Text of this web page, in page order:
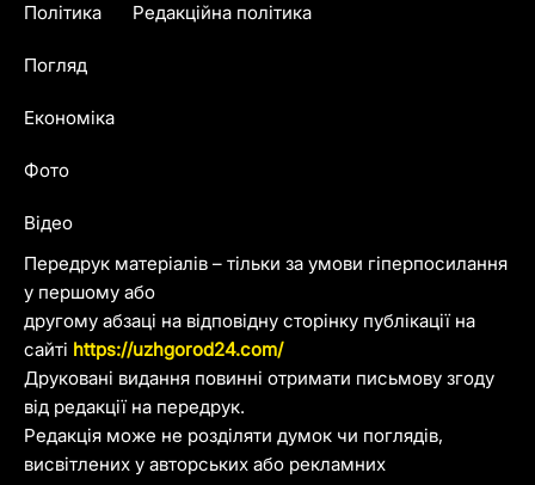
Передрук матеріалів – тільки за умови гіперпосилання
у першому або
другому абзаці на відповідну сторінку публікації на
сайті https://uzhgorod24.com/
Друковані видання повинні отримати письмову згоду
від редакції на передрук.
Редакція може не розділяти думок чи поглядів,
висвітлених у авторських або рекламних
Політика
Погляд
Економіка
Фото
Відео
Редакційна політика